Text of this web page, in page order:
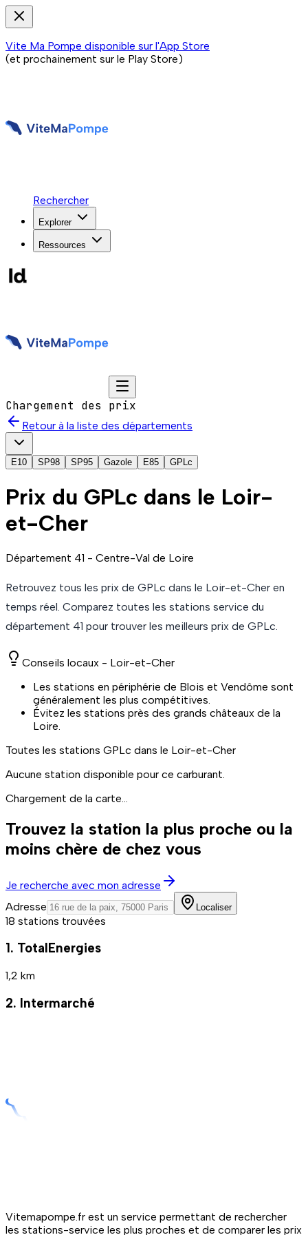
Vite Ma Pompe disponible sur l'App Store
(et prochainement sur le Play Store)
Rechercher
Explorer
Ressources
Chargement des prix
Retour à la liste des départements
E10 SP98 SP95 Gazole E85 GPLc
Prix du GPLc dans le Loir-
et-Cher
Département 41 - Centre-Val de Loire
Retrouvez tous les prix de GPLc dans le Loir-et-Cher en
temps réel. Comparez toutes les stations service du
département 41 pour trouver les meilleurs prix de GPLc.
Conseils locaux - Loir-et-Cher
Les stations en périphérie de Blois et Vendôme sont
généralement les plus compétitives.
Évitez les stations près des grands châteaux de la
Loire.
Toutes les stations GPLc dans le Loir-et-Cher
Aucune station disponible pour ce carburant.
Chargement de la carte...
Trouvez la station la plus proche ou la
moins chère de chez vous
Je recherche avec mon adresse
Adresse
Localiser
18 stations trouvées
1. TotalEnergies
1,2 km
2. Intermarché
Vitemapompe.fr est un service permettant de rechercher
les stations-service les plus proches et de comparer les prix